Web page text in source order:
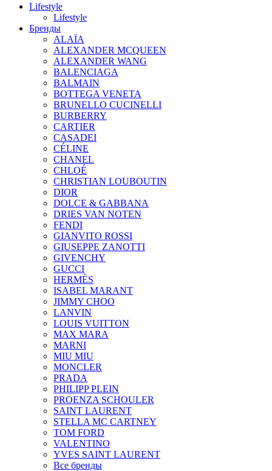
Lifestyle
Lifestyle
Бренды
ALAÏA
ALEXANDER MCQUEEN
ALEXANDER WANG
BALENCIAGA
BALMAIN
BOTTEGA VENETA
BRUNELLO CUCINELLI
BURBERRY
CARTIER
CASADEI
CÉLINE
CHANEL
CHLOÉ
CHRISTIAN LOUBOUTIN
DIOR
DOLCE & GABBANA
DRIES VAN NOTEN
FENDI
GIANVITO ROSSI
GIUSEPPE ZANOTTI
GIVENCHY
GUCCI
HERMÈS
ISABEL MARANT
JIMMY CHOO
LANVIN
LOUIS VUITTON
MAX MARA
MARNI
MIU MIU
MONCLER
PRADA
PHILIPP PLEIN
PROENZA SCHOULER
SAINT LAURENT
STELLA MC CARTNEY
TOM FORD
VALENTINO
YVES SAINT LAURENT
Все бренды